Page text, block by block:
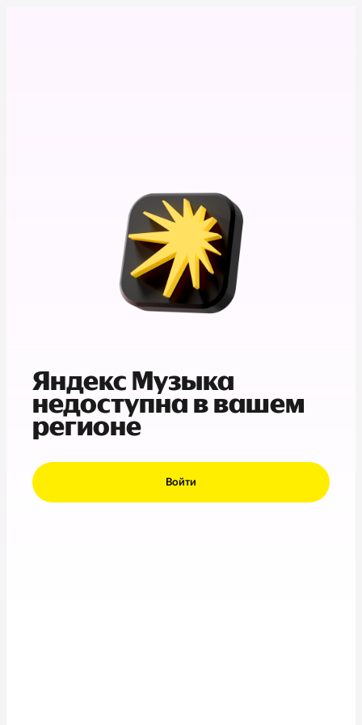
Яндекс Музыка
недоступна в вашем
регионе
Войти